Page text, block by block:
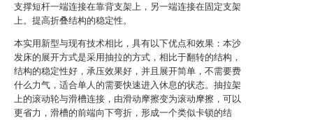
支撑短杆一端连接在靠背支架上，另一端连接在固定支架
上。提高折叠结构的稳定性。
本实用新型与现有技术相比，具有以下优点和效果：本沙
发床的展开方式是采用抽拉的方式，相比于翻转的结构，
结构的稳定性好，承压效果好，并且展开简单，不需要费
什么力气，适合单人的需要快速进入休息的状态。抽拉架
上的滚动轮与滑槽连接，由滑动摩擦变为滚动摩擦，可以
更省力，滑槽的前端向下弯折，形成一个类似卡锁的结